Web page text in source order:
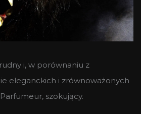
i, w porównaniu z
eleganckich i zrównoważonych
szokujący.